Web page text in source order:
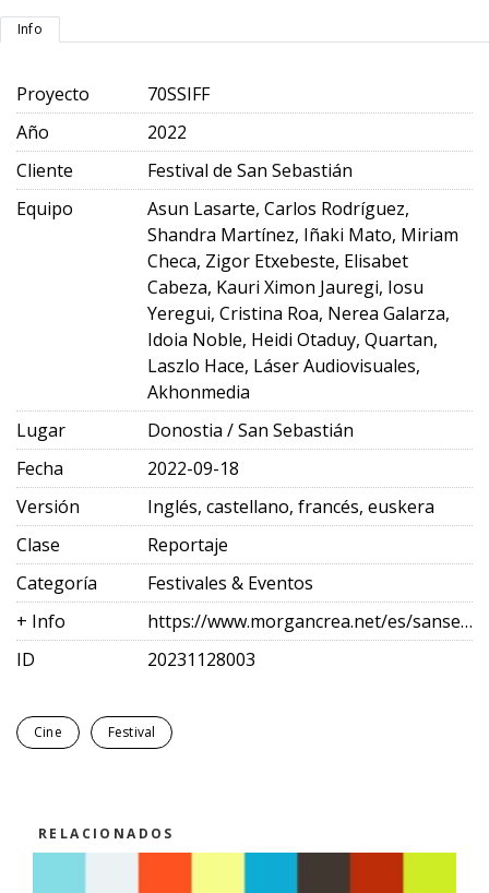
Info
Proyecto
70SSIFF
Año
2022
Cliente
Festival de San Sebastián
Equipo
Asun Lasarte, Carlos Rodríguez,
Shandra Martínez, Iñaki Mato, Miriam
Checa, Zigor Etxebeste, Elisabet
Cabeza, Kauri Ximon Jauregi, Iosu
Yeregui, Cristina Roa, Nerea Galarza,
Idoia Noble, Heidi Otaduy, Quartan,
Laszlo Hace, Láser Audiovisuales,
Akhonmedia
Lugar
Donostia / San Sebastián
Fecha
2022-09-18
Versión
Inglés, castellano, francés, euskera
Clase
Reportaje
Categoría
Festivales & Eventos
+ Info
https://www.morgancrea.net/es/sansebastianfes.html
ID
20231128003
Cine Festival
RELACIONADOS